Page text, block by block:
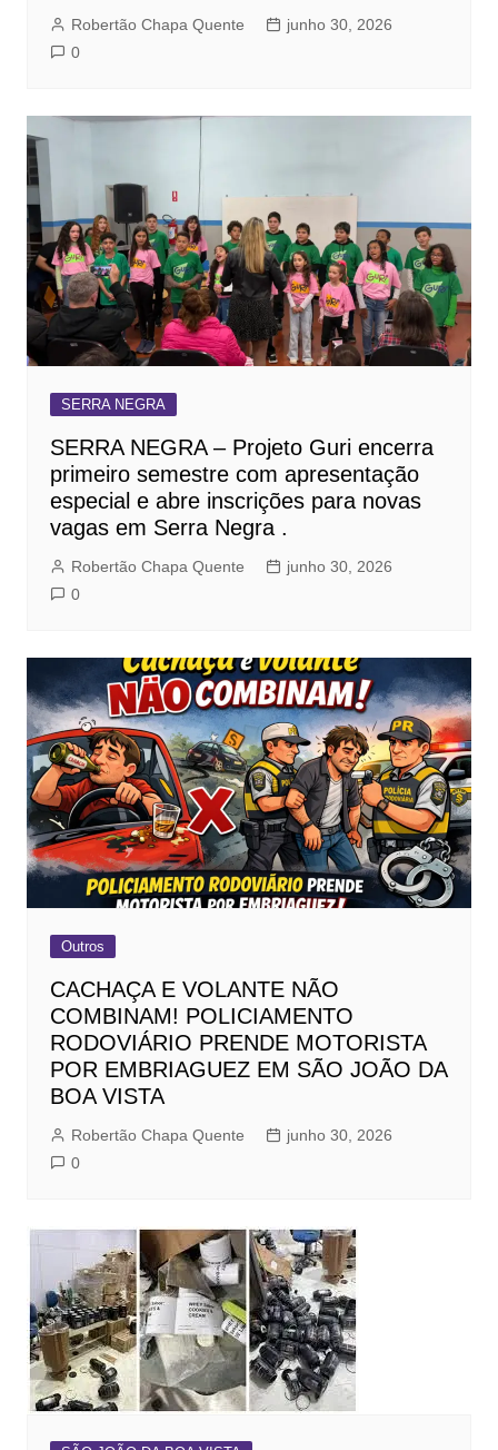
Robertão Chapa Quente
junho 30, 2026
0
SERRA NEGRA
SERRA NEGRA – Projeto Guri encerra
primeiro semestre com apresentação
especial e abre inscrições para novas
vagas em Serra Negra .
Robertão Chapa Quente
junho 30, 2026
0
Outros
CACHAÇA E VOLANTE NÃO
COMBINAM! POLICIAMENTO
RODOVIÁRIO PRENDE MOTORISTA
POR EMBRIAGUEZ EM SÃO JOÃO DA
BOA VISTA
Robertão Chapa Quente
junho 30, 2026
0